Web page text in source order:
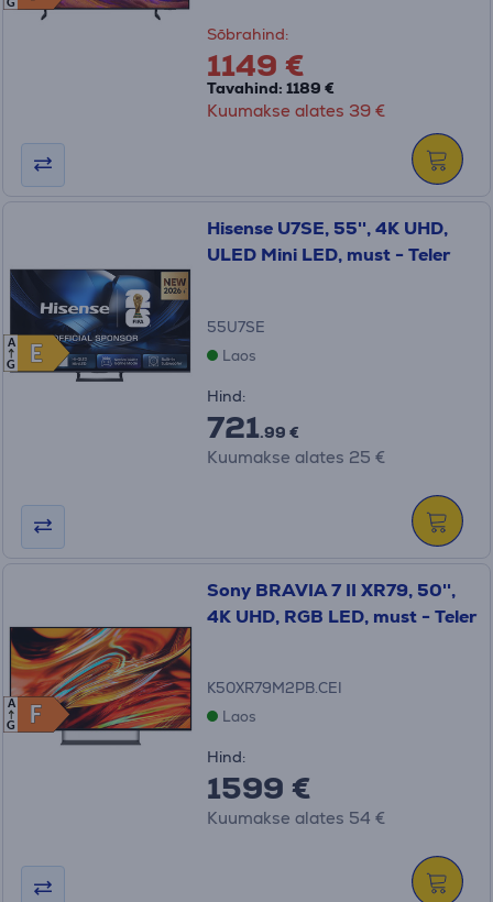
G
Sõbrahind:
1149 €
Tavahind: 1189 €
Kuumakse alates 39 €
E
E
A
G
Hisense U7SE, 55'', 4K UHD,
ULED Mini LED, must - Teler
55U7SE
Laos
Hind:
721.99 €
Kuumakse alates 25 €
F
F
A
G
Sony BRAVIA 7 II XR79, 50'',
4K UHD, RGB LED, must - Teler
K50XR79M2PB.CEI
Laos
Hind:
1599 €
Kuumakse alates 54 €